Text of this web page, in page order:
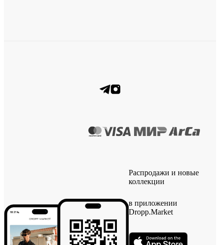
Распродажи и новые
коллекции
в приложении
Dropp.Market